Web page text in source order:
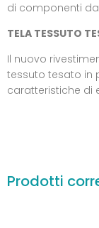
di componenti
TELA TESSUTO
Il nuovo
tessuto tesato in
caratteristiche di
Prodotti